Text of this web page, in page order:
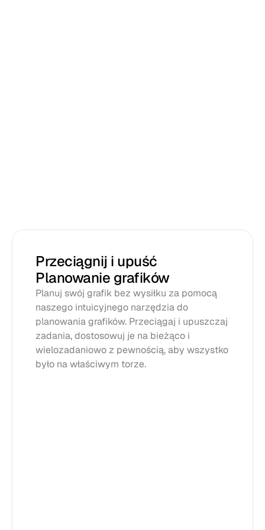
Przeciągnij i upuść
Planowanie grafików
Planuj swój grafik bez wysiłku za pomocą
naszego intuicyjnego narzędzia do
planowania grafików. Przeciągaj i upuszczaj
zadania, dostosowuj je na bieżąco i
wielozadaniowo z pewnością, aby wszystko
było na właściwym torze.